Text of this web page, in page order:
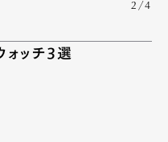
2/4
ォッチ3選